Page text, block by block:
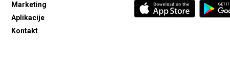
Marketing
Aplikacije
Kontakt